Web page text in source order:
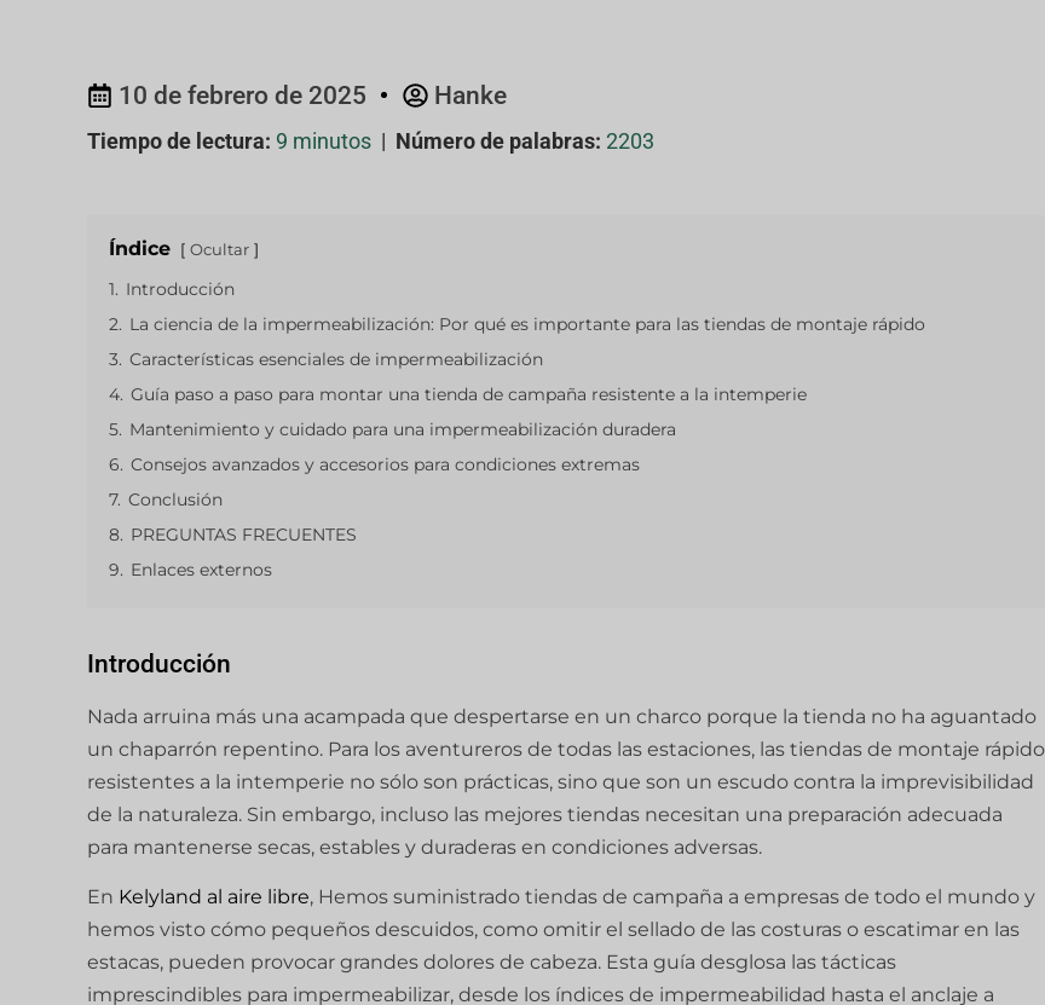
10 de febrero de 2025 Hanke
Tiempo de lectura: 9 minutos | Número de palabras: 2203
Índice Ocultar
1.
Introducción
2.
La ciencia de la impermeabilización: Por qué es importante para las tiendas de montaje rápido
3. Características esenciales de impermeabilización
4.
Guía paso a paso para montar una tienda de campaña resistente a la intemperie
5.
Mantenimiento y cuidado para una impermeabilización duradera
6. Consejos avanzados y accesorios para condiciones extremas
7. Conclusión
8.
PREGUNTAS FRECUENTES
9.
Enlaces externos
Introducción
Nada arruina más una acampada que despertarse en un charco porque la tienda no ha aguantado
un chaparrón repentino. Para los aventureros de todas las estaciones, las tiendas de montaje rápido
resistentes a la intemperie no sólo son prácticas, sino que son un escudo contra la imprevisibilidad
de la naturaleza. Sin embargo, incluso las mejores tiendas necesitan una preparación adecuada
para mantenerse secas, estables y duraderas en condiciones adversas.
En Kelyland al aire libre , Hemos suministrado tiendas de campaña a empresas de todo el mundo y
hemos visto cómo pequeños descuidos, como omitir el sellado de las costuras o escatimar en las
estacas, pueden provocar grandes dolores de cabeza. Esta guía desglosa las tácticas
imprescindibles para impermeabilizar, desde los índices de impermeabilidad hasta el anclaje a